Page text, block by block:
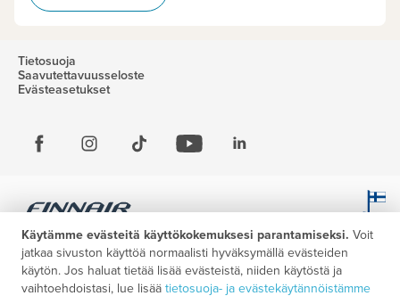
Tietosuoja
Saavutettavuusseloste
Evästeasetukset
Käytämme evästeitä käyttökokemuksesi parantamiseksi. Voit
jatkaa sivuston käyttöä normaalisti hyväksymällä evästeiden
käytön. Jos haluat tietää lisää evästeistä, niiden käytöstä ja
vaihtoehdoistasi, lue lisää tietosuoja- ja evästekäytännöistämme